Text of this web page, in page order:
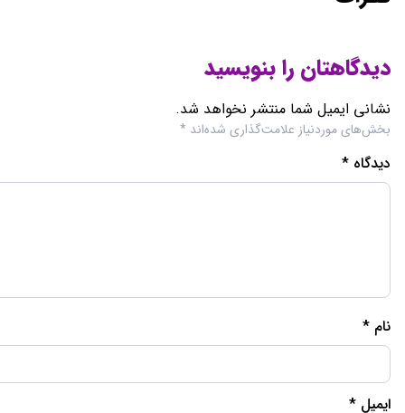
مقالات
برترین مقالات
برنامه کنسرت‌های اندی در تابستان ۱۴۰۵ در کشورهای
لیست کامل کنسرت‌های شادمهر تابستان ۱۴۰۵